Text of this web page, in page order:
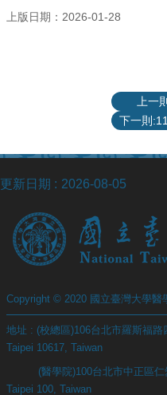
上版日期：2026-01-28
上一
下一則
更新日期 2026-08-05
Copyright © 2020 國立臺灣大學醫
地址 : (校總區)106台北市羅斯福
Taipei 10617, Taiwan
(醫學院)100台北市中正區仁愛
Taipei 100, Taiwan